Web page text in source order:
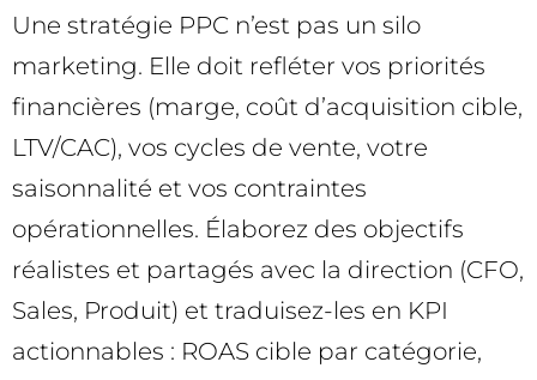
Une stratégie PPC n’est pas un silo
marketing. Elle doit refléter vos priorités
financières (marge, coût d’acquisition cible,
LTV/CAC), vos cycles de vente, votre
saisonnalité et vos contraintes
opérationnelles. Élaborez des objectifs
réalistes et partagés avec la direction (CFO,
Sales, Produit) et traduisez-les en KPI
actionnables : ROAS cible par catégorie,